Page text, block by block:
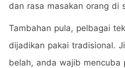
dan rasa masakan orang di
Tambahan pula, pelbagai
dijadikan pakai tradisional.
belah, anda wajib mencuba